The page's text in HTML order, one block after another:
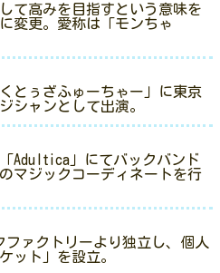
て高みを目指すという意味を
変更。愛称は「モンちゃ
とぅざふゅーちゃー」に東京
シャンとして出演。
Adultica」にてバックバンド
マジックコーディネートを行
ァクトリーより独立し、個人
ット」を設立。